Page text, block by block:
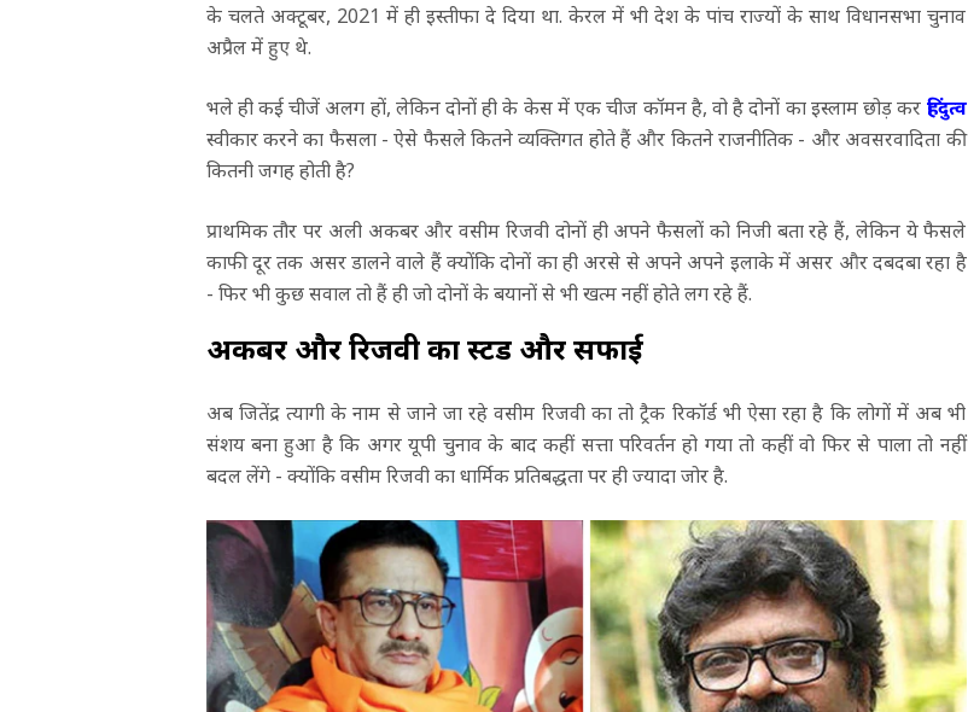
के चलते अक्टूबर, 2021 में ही इस्तीफा दे दिया था. केरल में भी देश के पांच राज्यों के साथ विधानसभा चुनाव
अप्रैल में हुए थे.
भले ही कई चीजें अलग हों, लेकिन दोनों ही के केस में एक चीज कॉमन है, वो है दोनों का इस्लाम छोड़ कर हिंदुत्व
स्वीकार करने का फैसला - ऐसे फैसले कितने व्यक्तिगत होते हैं और कितने राजनीतिक - और अवसरवादिता की
कितनी जगह होती है?
प्राथमिक तौर पर अली अकबर और वसीम रिजवी दोनों ही अपने फैसलों को निजी बता रहे हैं, लेकिन ये फैसले
काफी दूर तक असर डालने वाले हैं क्योंकि दोनों का ही अरसे से अपने अपने इलाके में असर और दबदबा रहा है
- फिर भी कुछ सवाल तो हैं ही जो दोनों के बयानों से भी खत्म नहीं होते लग रहे हैं.
अकबर और रिजवी का स्टैंड और सफाई
अब जितेंद्र त्यागी के नाम से जाने जा रहे वसीम रिजवी का तो ट्रैक रिकॉर्ड भी ऐसा रहा है कि लोगों में अब भी
संशय बना हुआ है कि अगर यूपी चुनाव के बाद कहीं सत्ता परिवर्तन हो गया तो कहीं वो फिर से पाला तो नहीं
बदल लेंगे - क्योंकि वसीम रिजवी का धार्मिक प्रतिबद्धता पर ही ज्यादा जोर है.